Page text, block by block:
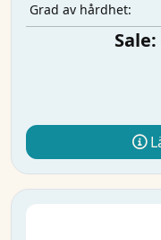
Grad av hårdhet:
Sale: